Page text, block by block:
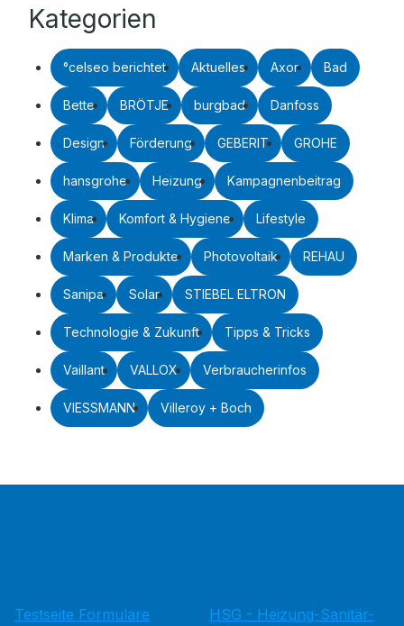
Kategorien
°celseo berichtet Aktuelles Axor Bad
Bette BRÖTJE burgbad Danfoss
Design Förderung GEBERIT GROHE
hansgrohe Heizung Kampagnenbeitrag
Klima Komfort & Hygiene Lifestyle
Marken & Produkte Photovoltaik REHAU
Sanipa Solar STIEBEL ELTRON
Technologie & Zukunft Tipps & Tricks
Vaillant VALLOX Verbraucherinfos
VIESSMANN Villeroy + Boch
Testseite Formulare
HSG - Heizung-Sanitär-